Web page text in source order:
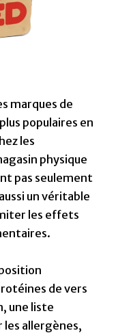
marques de
populaires en
les
physique
pas seulement
un véritable
les effets
de vers
une liste
allergènes,